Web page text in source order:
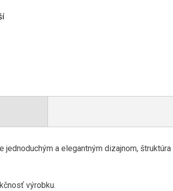
jednoduchým a elegantným dizajnom,
výrobku.